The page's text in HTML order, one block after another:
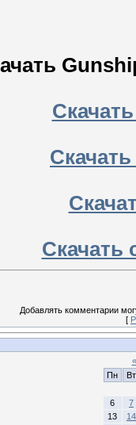
Скачать
Добавлять комментарии
[
«
Пн
Вт
6
7
13
14